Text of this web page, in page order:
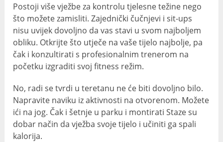
Postoji više vježbe za kontrolu tjelesne težine nego
što možete zamisliti. Zajednički čučnjevi i sit-ups
nisu uvijek dovoljno da vas stavi u svom najboljem
obliku. Otkrijte što utječe na vaše tijelo najbolje, pa
čak i konzultirati s profesionalnim trenerom na
početku izgraditi svoj fitness režim.
No, radi se tvrdi u teretanu ne će biti dovoljno bilo.
Napravite naviku iz aktivnosti na otvorenom. Možete
ići na jog. Čak i šetnje u parku i montirati Staze su
dobar način da vježba svoje tijelo i učiniti ga spali
kalorija.